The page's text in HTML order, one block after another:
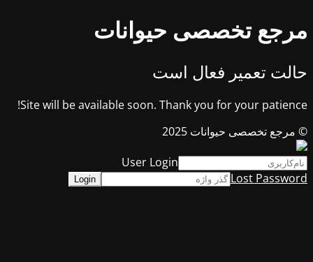
مرجع تخصصی حیوانات
حالت تعمیر فعال است
Site will be available soon. Thank you for your patience!
© مرجع تخصصی حیوانات 2025
User Login
Lost Password